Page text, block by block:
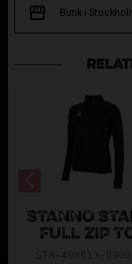
Butik i
STANNO
FULL ZIP